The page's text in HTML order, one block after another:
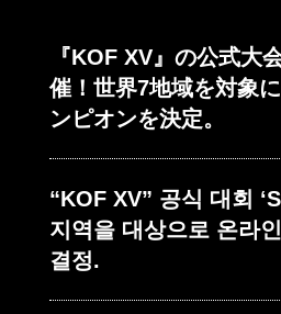
『KOF XV』の公式大
催！世界7地域を対象
ンピオンを決定。
“KOF XV” 공식 대회
지역을 대상으로 온라
결정.